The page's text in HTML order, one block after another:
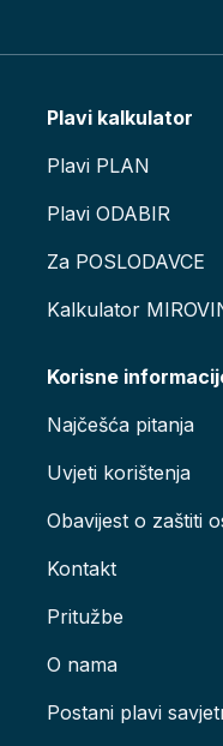
Plavi kalkulator
Plavi PLAN
Plavi ODABIR
Za POSLODAVCE
Kalkulator
Korisne
Najčešća pitanja
Uvjeti korištenja
Obavijest o zaštiti
Kontakt
Pritužbe
O nama
Postani plavi